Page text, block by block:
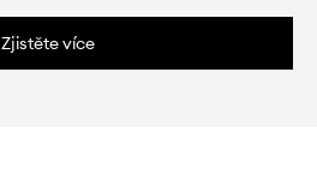
Zjistěte více